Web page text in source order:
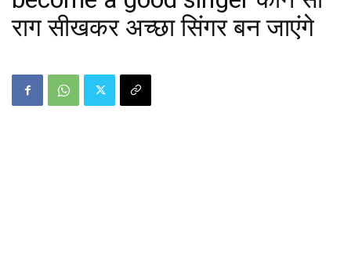
राग सीखकर अच्छा सिंगर बन जाएंगे